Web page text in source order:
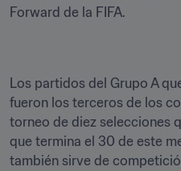
Forward de la FIFA.
Los partidos del Grupo A
fueron los terceros de los
torneo de diez selecciones
que termina el 30 de este
también sirve de